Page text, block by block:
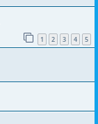
1 2 3 4 5